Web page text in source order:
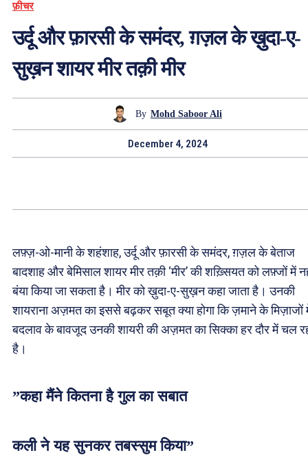
फ़ीचर
उर्दू और फ़ारसी के समंदर, ग़ज़ल के ख़ुदा-ए-
सुख़न शायर मीर तक़ी मीर
By Mohd Saboor Ali
December 4, 2024
लफ़्ज़-ओ-मानी के शहंशाह, उर्दू और फ़ारसी के समंदर, ग़ज़ल के बेताज
बादशाह और बेमिसाल शायर मीर तक़ी ‘मीर’ की शख़्सियत को लफ़्जों में
बंया किया जा सकता है। मीर को ख़ुदा-ए-सुख़न कहा जाता है। उनकी
शायराना अज़मत का इससे बढ़कर सबूत क्या होगा कि ज़माने के मिज़ाजों
बदलाव के बावजूद उनकी शायरी की अज़मत का सिक्का हर दौर में चल
है।
”कहा मैंने कितना है गुल का सबात
कली ने यह सुनकर तबस्सुम किया”